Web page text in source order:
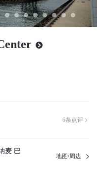
6条点评 
麦 巴
地图/周边